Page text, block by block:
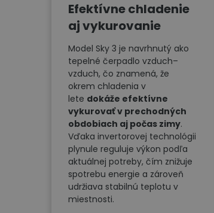
Efektívne chladenie
aj vykurovanie
Model Sky 3 je navrhnutý ako
tepelné čerpadlo vzduch–
vzduch, čo znamená, že
okrem chladenia v
lete dokáže efektívne
vykurovať v prechodných
obdobiach aj počas zimy.
Vďaka invertorovej technológii
plynule reguluje výkon podľa
aktuálnej potreby, čím znižuje
spotrebu energie a zároveň
udržiava stabilnú teplotu v
miestnosti.